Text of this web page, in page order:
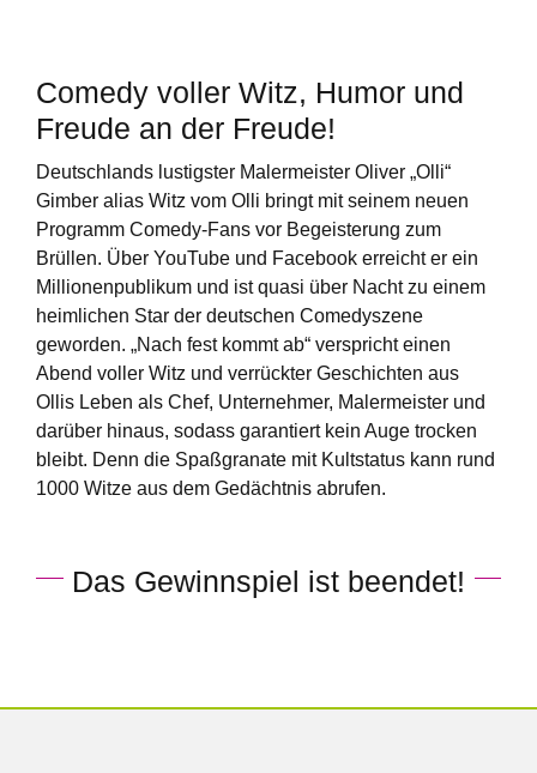
Comedy voller Witz, Humor und
Freude an der Freude!
Deutschlands lustigster Malermeister Oliver „Olli“
Gimber alias Witz vom Olli bringt mit seinem neuen
Programm Comedy-Fans vor Begeisterung zum
Brüllen. Über YouTube und Facebook erreicht er ein
Millionenpublikum und ist quasi über Nacht zu einem
heimlichen Star der deutschen Comedyszene
geworden. „Nach fest kommt ab“ verspricht einen
Abend voller Witz und verrückter Geschichten aus
Ollis Leben als Chef, Unternehmer, Malermeister und
darüber hinaus, sodass garantiert kein Auge trocken
bleibt. Denn die Spaßgranate mit Kultstatus kann rund
1000 Witze aus dem Gedächtnis abrufen.
Das Gewinnspiel ist beendet!